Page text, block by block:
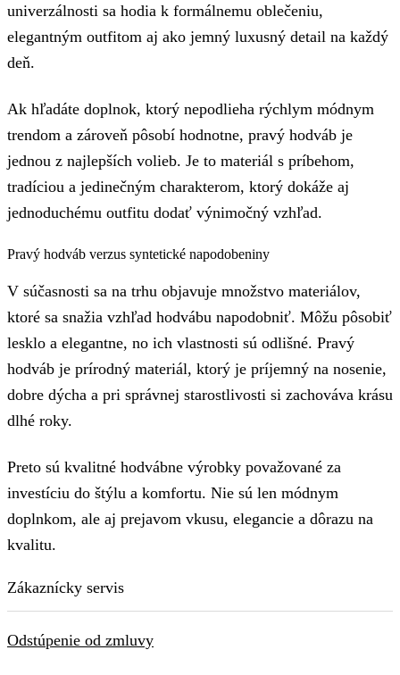
univerzálnosti sa hodia k formálnemu oblečeniu,
elegantným outfitom aj ako jemný luxusný detail na každý
deň.
Ak hľadáte doplnok, ktorý nepodlieha rýchlym módnym
trendom a zároveň pôsobí hodnotne, pravý hodváb je
jednou z najlepších volieb. Je to materiál s príbehom,
tradíciou a jedinečným charakterom, ktorý dokáže aj
jednoduchému outfitu dodať výnimočný vzhľad.
Pravý hodváb verzus syntetické napodobeniny
V súčasnosti sa na trhu objavuje množstvo materiálov,
ktoré sa snažia vzhľad hodvábu napodobniť. Môžu pôsobiť
lesklo a elegantne, no ich vlastnosti sú odlišné. Pravý
hodváb je prírodný materiál, ktorý je príjemný na nosenie,
dobre dýcha a pri správnej starostlivosti si zachováva krásu
dlhé roky.
Preto sú kvalitné hodvábne výrobky považované za
investíciu do štýlu a komfortu. Nie sú len módnym
doplnkom, ale aj prejavom vkusu, elegancie a dôrazu na
kvalitu.
Zákaznícky servis
Odstúpenie od zmluvy